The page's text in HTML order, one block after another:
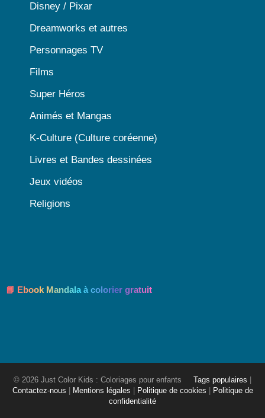
Disney / Pixar
Dreamworks et autres
Personnages TV
Films
Super Héros
Animés et Mangas
K-Culture (Culture coréenne)
Livres et Bandes dessinées
Jeux vidéos
Religions
📘 Ebook Mandala à colorier gratuit
© 2026 Just Color Kids : Coloriages pour enfants Tags populaires
Contactez-nous
Mentions légales Politique de cookies
Politique de
confidentialité